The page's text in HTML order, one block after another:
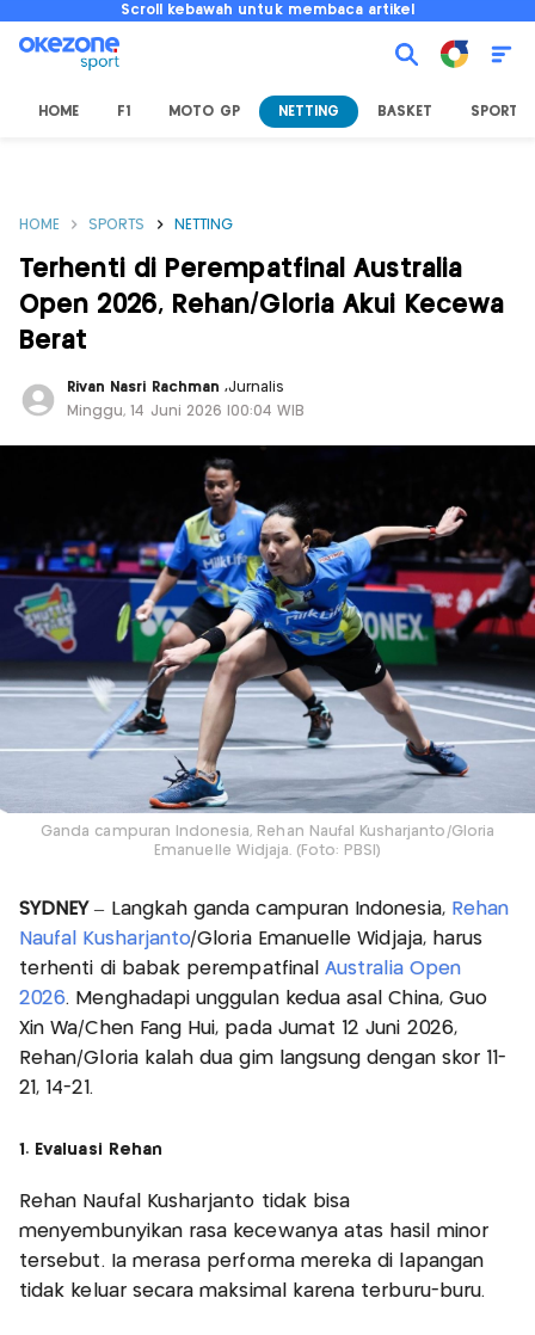
Scroll kebawah untuk membaca artikel
HOME F1 MOTO GP NETTING BASKET SPORT
HOME SPORTS NETTING
Terhenti di Perempatfinal Australia
Open 2026, Rehan/Gloria Akui Kecewa
Berat
Rivan Nasri Rachman ,Jurnalis
Minggu, 14 Juni 2026 |00:04 WIB
Ganda campuran Indonesia, Rehan Naufal Kusharjanto/Gloria
Emanuelle Widjaja. (Foto: PBSI)
SYDNEY– Langkah ganda campuran Indonesia, Rehan
Naufal Kusharjanto/Gloria Emanuelle Widjaja, harus
terhenti di babak perempatfinalAustralia Open
2026. Menghadapi unggulan kedua asal China, Guo
Xin Wa/Chen Fang Hui, pada Jumat 12 Juni 2026,
Rehan/Gloria kalah dua gim langsung dengan skor 11-
21, 14-21.
1. Evaluasi Rehan
Rehan Naufal Kusharjanto tidak bisa
menyembunyikan rasa kecewanya atas hasil minor
tersebut. Ia merasa performa mereka di lapangan
tidak keluar secara maksimal karena terburu-buru.